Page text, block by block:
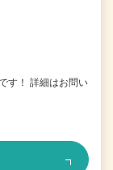
す！ 詳細はお問い